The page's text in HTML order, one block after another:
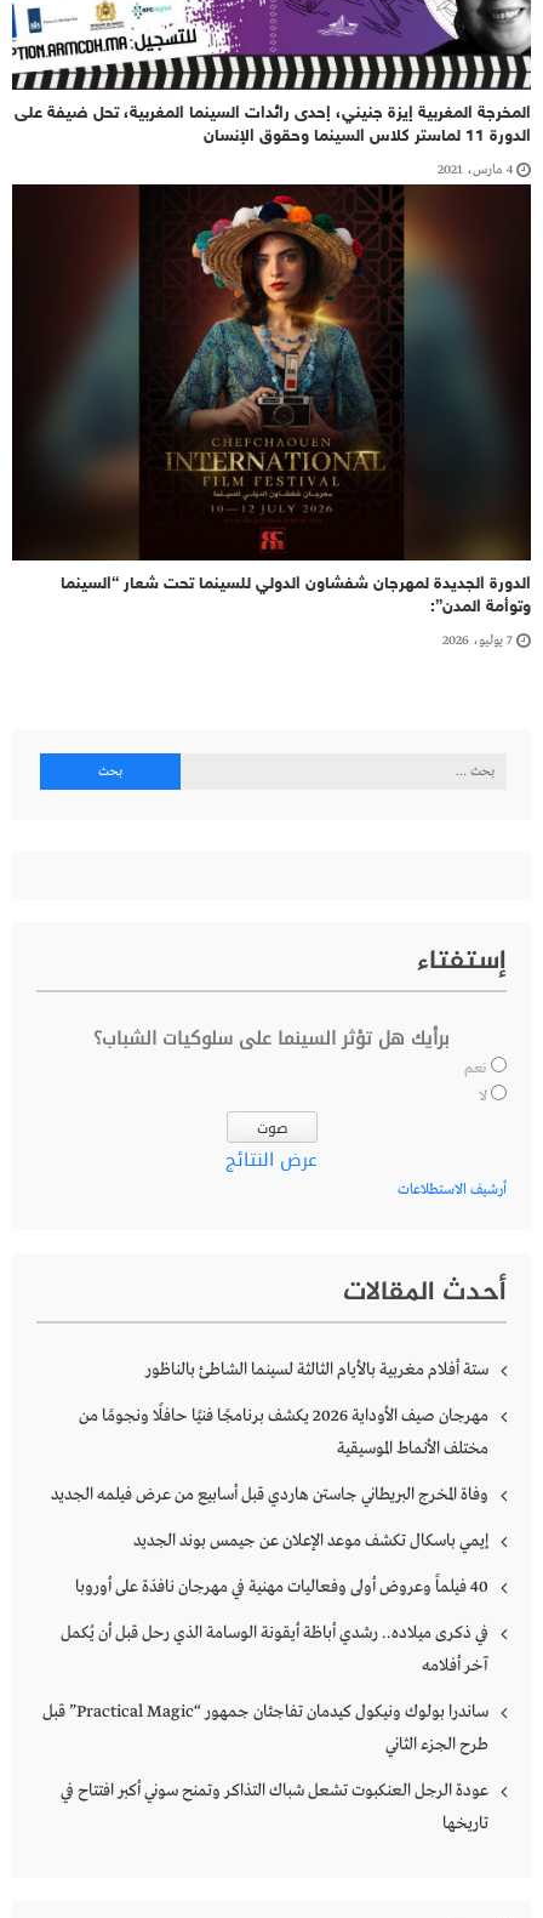
المخرجة المغربية إيزة جنيني، إحدى رائدات السينما المغربية، تحل ضيفة على
الدورة 11 لماستر كلاس السينما وحقوق الإنسان
4 مارس، 2021
الدورة الجديدة لمهرجان شفشاون الدولي للسينما تحت شعار “السينما
وتوأمة المدن”:
7 يوليو، 2026
البحث
إستفتاء
برأيك هل تؤثر السينما على سلوكيات الشباب؟
نعم
لا
عرض النتائج
أرشيف الاستطلاعات
أحدث المقالات
ستة أفلام مغربية بالأيام الثالثة لسينما الشاطئ بالناظور
مهرجان صيف الأوداية 2026 يكشف برنامجًا فنيًا حافلًا ونجومًا من
مختلف الأنماط الموسيقية
وفاة المخرج البريطاني جاستن هاردي قبل أسابيع من عرض فيلمه الجديد
إيمي باسكال تكشف موعد الإعلان عن جيمس بوند الجديد
40 فيلماً وعروض أولى وفعاليات مهنية في مهرجان نافذة على أوروبا
في ذكرى ميلاده.. رشدي أباظة أيقونة الوسامة الذي رحل قبل أن يُكمل
آخر أفلامه
ساندرا بولوك ونيكول كيدمان تفاجئان جمهور “Practical Magic” قبل
طرح الجزء الثاني
عودة الرجل العنكبوت تشعل شباك التذاكر وتمنح سوني أكبر افتتاح في
تاريخها